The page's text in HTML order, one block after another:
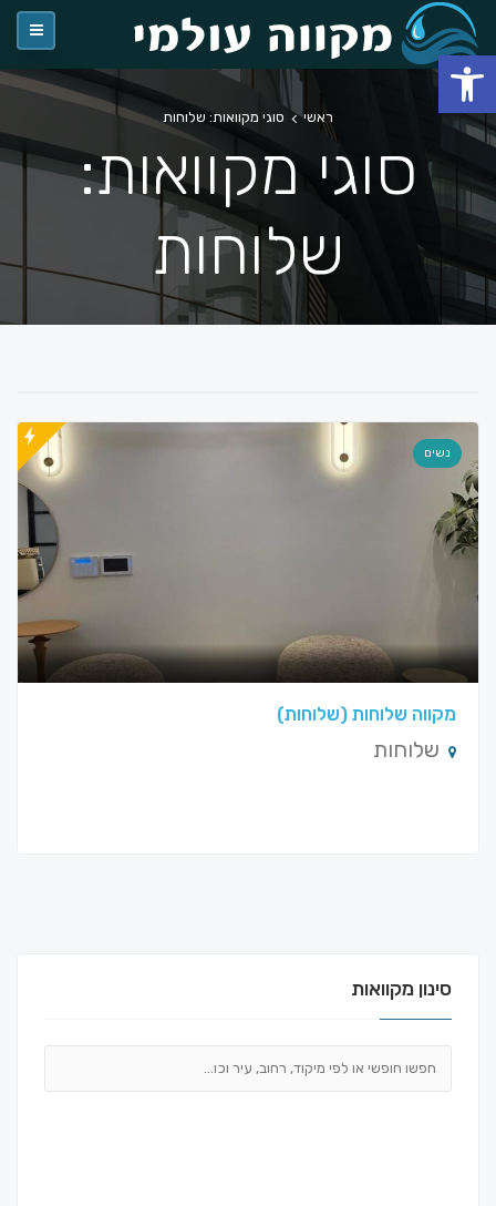
ראשי סוגי מקוואות: שלוחות
סוגי מקוואות:
שלוחות
נשים
מקווה שלוחות (שלוחות)
שלוחות
סינון מקוואות
פתח סרגל נגישות